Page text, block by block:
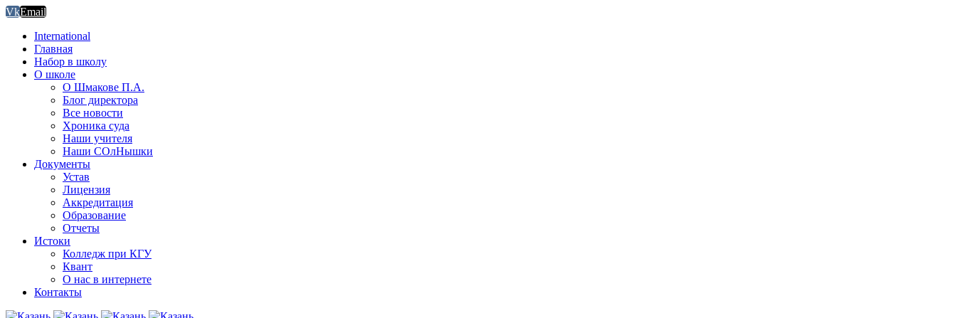
VkEmail
International
Главная
Набор в школу
О школе
О Шмакове П.А.
Блог директора
Все новости
Хроника суда
Наши учителя
Наши СОлНышки
Документы
Устав
Лицензия
Аккредитация
Образование
Отчеты
Истоки
Колледж при КГУ
Квант
О нас в интернете
Контакты